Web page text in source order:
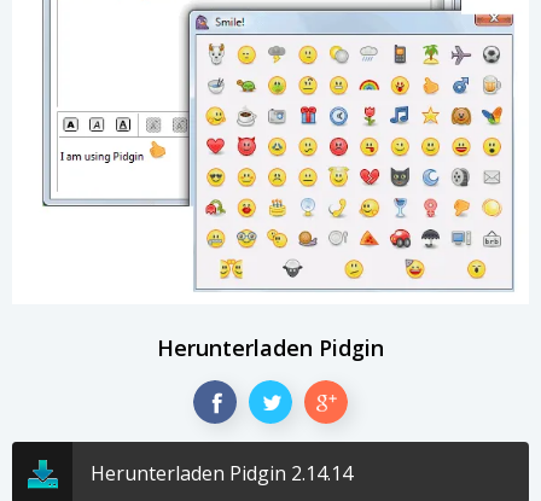
Herunterladen Pidgin
Herunterladen Pidgin 2.14.14